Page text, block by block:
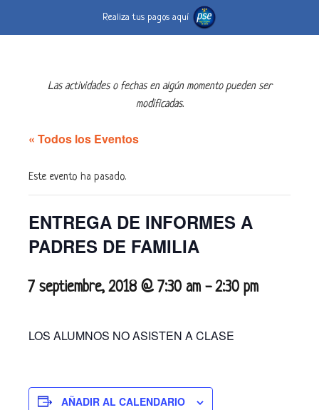
Realiza tus pagos aquí
Las actividades o fechas en algún momento pueden ser
modificadas.
« Todos los Eventos
Este evento ha pasado.
ENTREGA DE INFORMES A
PADRES DE FAMILIA
7 septiembre, 2018 @ 7:30 am -2:30 pm
LOS ALUMNOS NO ASISTEN A CLASE
AÑADIR AL CALENDARIO